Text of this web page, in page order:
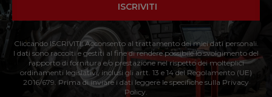
ISCRIVITI
Cliccando ISCRIVITI: Acconsento al trattamento dei miei dati personali.
I dati sono raccolti e gestiti al fine di rendere possibile lo svolgimento del
rapporto di fornitura e/o prestazione nel rispetto dei molteplici
ordinamenti legislativi, inclusi gli artt. 13 e 14 del Regolamento (UE)
2016/679. Prima di inviare i dati leggere le specifiche sulla Privacy
Policy.